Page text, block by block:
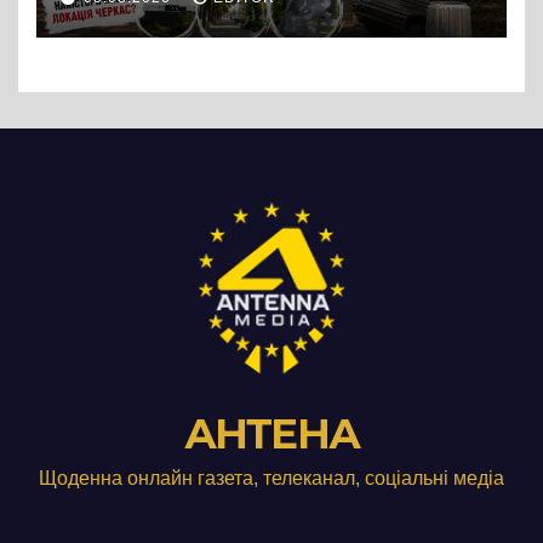
АНТЕНА
Щоденна онлайн газета, телеканал, соціальні медіа